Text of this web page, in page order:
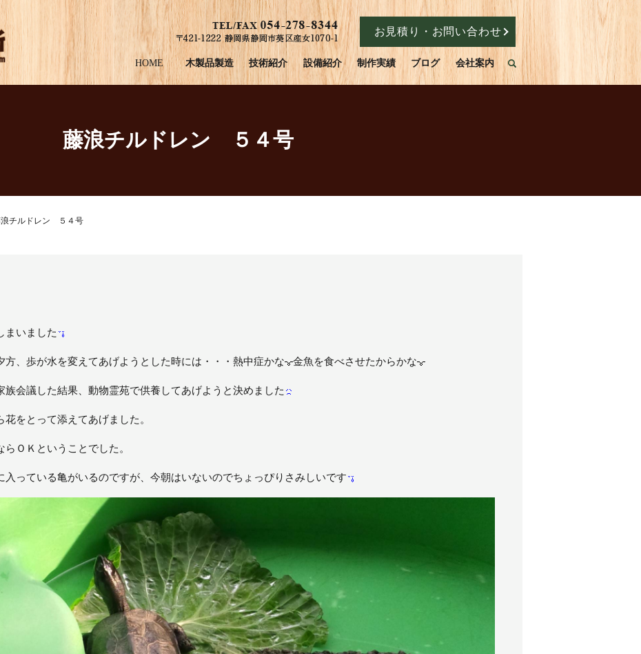
HOME 木製品製造 技術紹介 設備紹介 制作実績 ブログ 会社案内 search
お見積り・お問い合わせ
藤浪チルドレン ５４号
チルドレン ５４号
まいました
方、歩が水を変えてあげようとした時には・・・熱中症かな 金魚を食べさせたからかな
会議した結果、動物霊苑で供養してあげようと決めました
をとって添えてあげました。
ＯＫということでした。
入っている亀がいるのですが、今朝はいないのでちょっぴりさみしいです